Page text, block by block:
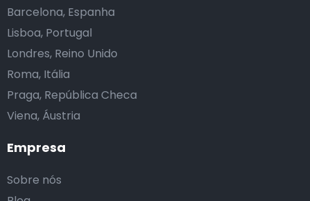
Empresa
Sobre nós
Barcelona, Espanha
Lisboa, Portugal
Londres, Reino Unido
Roma, Itália
Praga, República Checa
Viena, Áustria